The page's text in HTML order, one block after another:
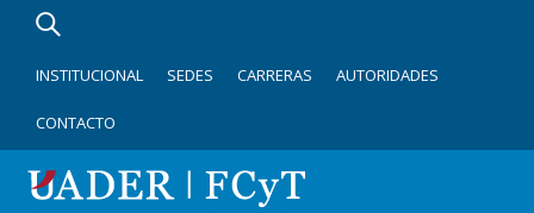
INSTITUCIONAL SEDES CARRERAS AUTORIDADES
CONTACTO